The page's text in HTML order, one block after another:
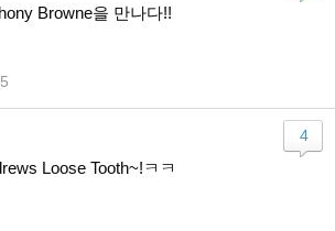
Browne을 만나다!!
Loose Tooth~!ㅋㅋ
4